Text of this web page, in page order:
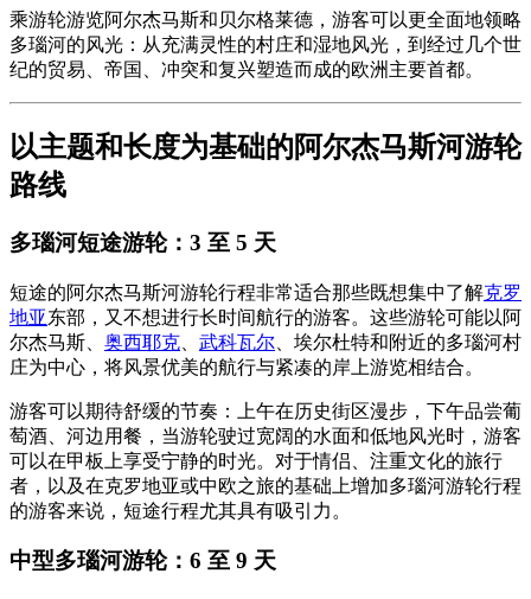
乘游轮游览阿尔杰马斯和贝尔格莱德，游客可以更全面地领略
多瑙河的风光：从充满灵性的村庄和湿地风光，到经过几个世
纪的贸易、帝国、冲突和复兴塑造而成的欧洲主要首都。
以主题和长度为基础的阿尔杰马斯河游轮
路线
多瑙河短途游轮：3 至 5 天
短途的阿尔杰马斯河游轮行程非常适合那些既想集中了解克罗
地亚东部，又不想进行长时间航行的游客。这些游轮可能以阿
尔杰马斯、 奥西耶克 武科瓦尔 、埃尔杜特和附近的多瑙河村
庄为中心，将风景优美的航行与紧凑的岸上游览相结合。
游客可以期待舒缓的节奏：上午在历史街区漫步，下午品尝葡
萄酒、河边用餐，当游轮驶过宽阔的水面和低地风光时，游客
可以在甲板上享受宁静的时光。对于情侣、注重文化的旅行
者，以及在克罗地亚或中欧之旅的基础上增加多瑙河游轮行程
的游客来说，短途行程尤其具有吸引力。
中型多瑙河游轮：6 至 9 天